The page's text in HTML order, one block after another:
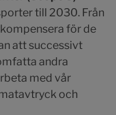
till 2030. Från
för de
att successivt
andra
med vår
och